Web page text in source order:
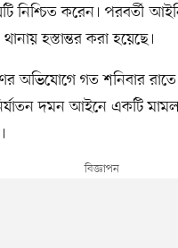
নিশ্চিত করেন। পরবর্তী
হস্তান্তর করা হয়েছে।
অভিযোগে গত শনিবার
দমন আইনে একটি